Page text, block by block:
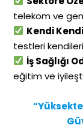
telekom ve
Kendi
testleri
İş Sağlığı
eğitim ve